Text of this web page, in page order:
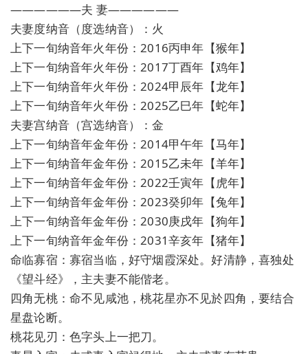
——————夫 妻——————
夫妻度纳音（度选纳音）：火
上下一旬纳音年火年份：2016丙申年【猴年】
上下一旬纳音年火年份：2017丁酉年【鸡年】
上下一旬纳音年火年份：2024甲辰年【龙年】
上下一旬纳音年火年份：2025乙巳年【蛇年】
夫妻宫纳音（宫选纳音）：金
上下一旬纳音年金年份：2014甲午年【马年】
上下一旬纳音年金年份：2015乙未年【羊年】
上下一旬纳音年金年份：2022壬寅年【虎年】
上下一旬纳音年金年份：2023癸卯年【兔年】
上下一旬纳音年金年份：2030庚戌年【狗年】
上下一旬纳音年金年份：2031辛亥年【猪年】
命临寡宿：寡宿当临，好守烟霞深处。好清静，喜独处
《望斗经》，主夫妻不能偕老。
四角无桃：命不见咸池，桃花星亦不见於四角，要结合
星盘论断。
桃花见刃：色字头上一把刀。